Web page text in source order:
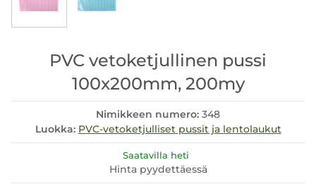
PVC vetoketjullinen pussi
100x200mm, 200my
Nimikkeen numero: 348
Luokka: PVC-vetoketjulliset pussit ja lentolaukut
Saatavilla heti
Hinta pyydettäessä